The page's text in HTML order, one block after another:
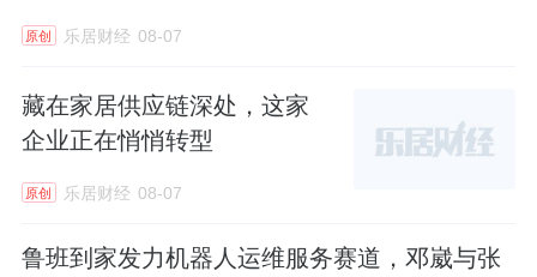
一位从个人审美与感受出发，一位从文化输出
的真谛。好设计没有标准答案，只有最适合你
的那一个。而索菲亚通过5A好设计大赛所做
的，就是让“找到最适合你的那一个”这件事，
好有一笔充裕的预算。
原创 乐居财经 08-07
藏在家居供应链深处，这家
企业正在悄悄转型
原创 乐居财经 08-07
鲁班到家发力机器人运维服务赛道，邓崴与张